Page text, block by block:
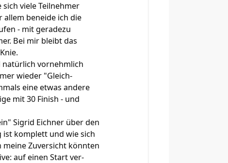
viele Teilnehmer
beneide ich die
- mit geradezu
Bei mir bleibt das
vornehmlich
wieder "Gleich-
eine etwas andere
mit 30 Finish - und
Sigrid Eichner über den
ist komplett und wie sich
Zuversicht könnten
auf einen Start ver-